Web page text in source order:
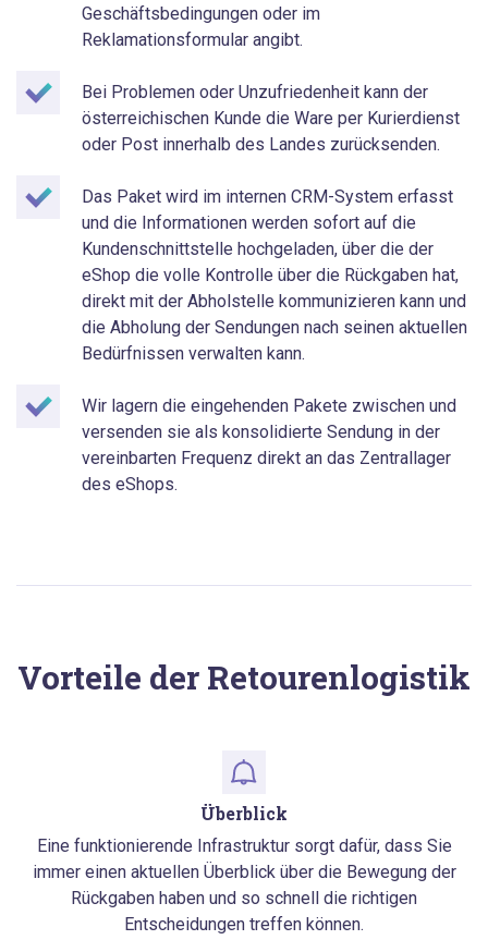
Geschäftsbedingungen oder im
Reklamationsformular angibt.
Bei Problemen oder Unzufriedenheit kann der
österreichischen Kunde die Ware per Kurierdienst
oder Post innerhalb des Landes zurücksenden.
Das Paket wird im internen CRM-System erfasst
und die Informationen werden sofort auf die
Kundenschnittstelle hochgeladen, über die der
eShop die volle Kontrolle über die Rückgaben hat,
direkt mit der Abholstelle kommunizieren kann und
die Abholung der Sendungen nach seinen aktuellen
Bedürfnissen verwalten kann.
Wir lagern die eingehenden Pakete zwischen und
versenden sie als konsolidierte Sendung in der
vereinbarten Frequenz direkt an das Zentrallager
des eShops.
Vorteile der Retourenlogistik
Überblick
Eine funktionierende Infrastruktur sorgt dafür, dass Sie
immer einen aktuellen Überblick über die Bewegung der
Rückgaben haben und so schnell die richtigen
Entscheidungen treffen können.